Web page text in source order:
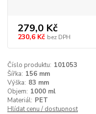
279,0 Kč
230,6 Kč bez DPH
Číslo produktu: 101053
Šířka: 156 mm
Výška: 83 mm
Objem: 1000 ml
Materiál: PET
Hlídat cenu / dostupnost